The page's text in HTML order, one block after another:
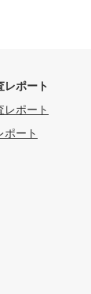
レポート
レポート
ポート